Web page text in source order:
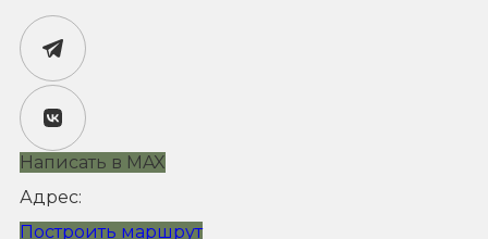
Написать в MAX
Адрес:
Построить маршрут